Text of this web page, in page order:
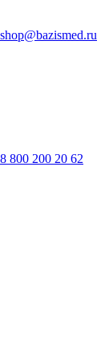
shop@bazismed.ru
8 800 200 20 62